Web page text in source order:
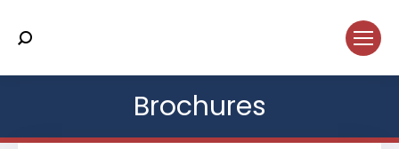
Search:
Brochures
Vous êtes ici :